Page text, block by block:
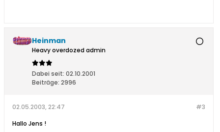
Heinman
Heavy overdozed admin
Dabei seit: 02.10.2001
Beiträge: 2996
#3
02.05.2003, 22:47
Hallo Jens !